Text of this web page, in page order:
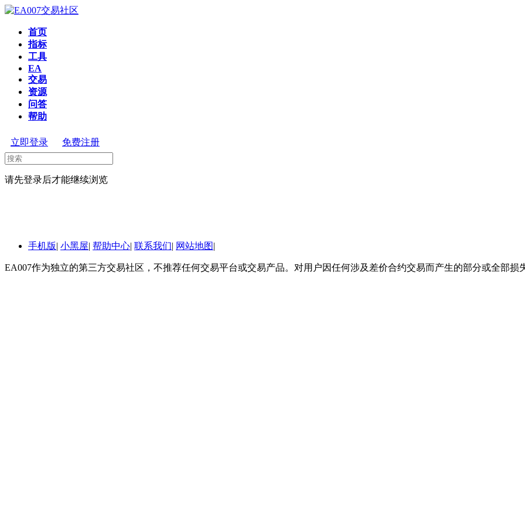
首页
指标
工具
EA
交易
资源
问答
帮助
立即登录 免费注册
请先登录后才能继续浏览
手机版| 小黑屋| 帮助中心| 联系我们| 网站地图|
EA007作为独立的第三方交易社区，不推荐任何交易平台或交易产品。对用户因任何涉及差价合约交易而产生的部分或全部损